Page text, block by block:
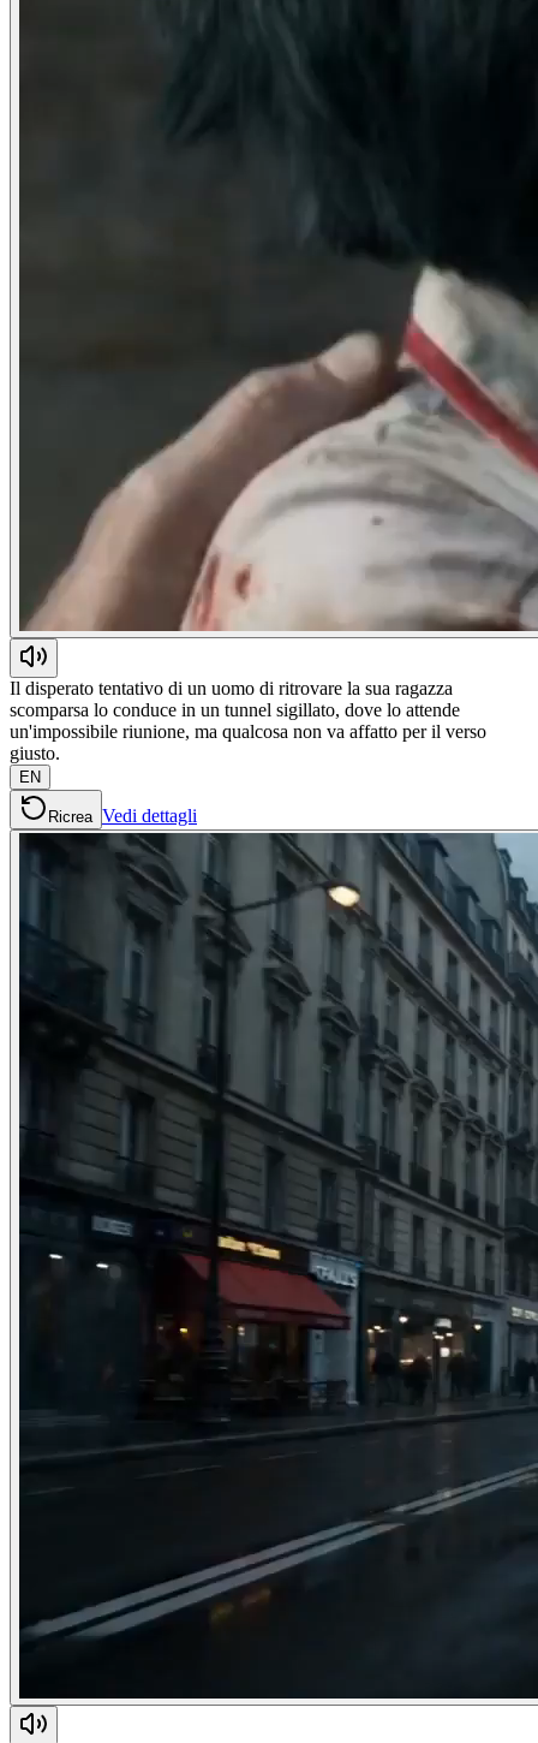
Il disperato tentativo di un uomo di ritrovare la sua ragazza
scomparsa lo conduce in un tunnel sigillato, dove lo attende
un'impossibile riunione, ma qualcosa non va affatto per il verso
giusto.
EN
Ricrea Vedi dettagli